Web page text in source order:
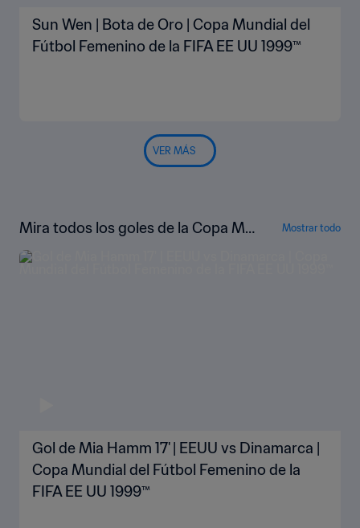
Sun Wen | Bota de Oro | Copa Mundial del
Fútbol Femenino de la FIFA EE UU 1999™
VER MÁS
Mira todos los goles de la Copa Mu
ndial Femenina de Estados Unidos 1
999™
Mostrar todo
Gol de Mia Hamm 17' | EEUU vs Dinamarca |
Copa Mundial del Fútbol Femenino de la
FIFA EE UU 1999™